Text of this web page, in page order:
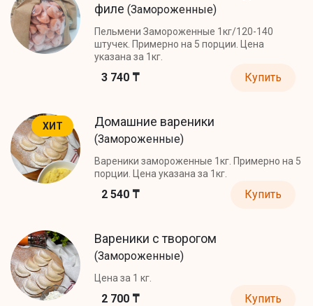
филе (Замороженные)
Пельмени Замороженные 1кг/120-140
штучек. Примерно на 5 порции. Цена
указана за 1кг.
3 740 ₸ Купить
ХИТ Домашние вареники
(Замороженные)
Вареники замороженные 1кг. Примерно на 5
порции. Цена указана за 1кг.
2 540 ₸ Купить
Вареники с творогом
(Замороженные)
Цена за 1 кг.
2 700 ₸ Купить